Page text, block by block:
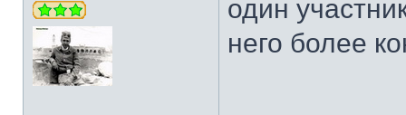
один
него более